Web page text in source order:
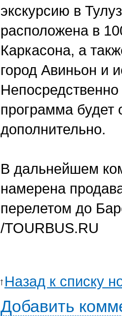
экскурсию в
расположена в
Каркасона, а
город Авиньон и
Непосредственно
программа будет
дополнительно.
В дальнейшем
намерена
перелетом до
/TOURBUS.RU
Назад к списку
Добавить